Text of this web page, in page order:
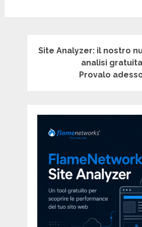
Site Analyzer: il nostro
analisi
Provalo